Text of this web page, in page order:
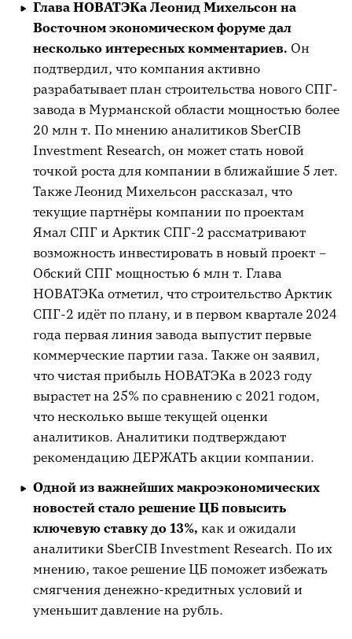
Глава НОВАТЭКа Леонид Михельсон на
Восточном экономическом форуме дал
несколько интересных комментариев. Он
подтвердил, что компания активно
разрабатывает план строительства нового СПГ-
завода в Мурманской области мощностью более
20 млн т. По мнению аналитиков SberCIB
Investment Research, он может стать новой
точкой роста для компании в ближайшие 5 лет.
Также Леонид Михельсон рассказал, что
текущие партнёры компании по проектам
Ямал СПГ и Арктик СПГ-2 рассматривают
возможность инвестировать в новый проект –
Обский СПГ мощностью 6 млн т. Глава
НОВАТЭКа отметил, что строительство Арктик
СПГ-2 идёт по плану, и в первом квартале 2024
года первая линия завода выпустит первые
коммерческие партии газа. Также он заявил,
что чистая прибыль НОВАТЭКа в 2023 году
вырастет на 25% по сравнению с 2021 годом,
что несколько выше текущей оценки
аналитиков. Аналитики подтверждают
рекомендацию ДЕРЖАТЬ акции компании.
Одной из важнейших макроэкономических
новостей стало решение ЦБ повысить
ключевую ставку до 13%, как и ожидали
аналитики SberCIB Investment Research. По их
мнению, такое решение ЦБ поможет избежать
смягчения денежно-кредитных условий и
уменьшит давление на рубль.